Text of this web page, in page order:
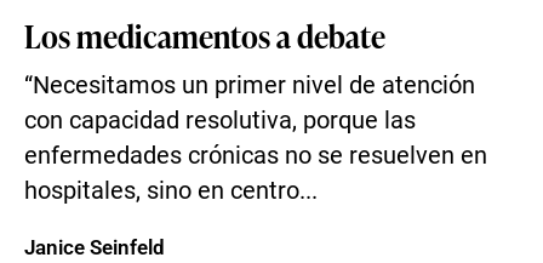
Los medicamentos a debate
“Necesitamos un primer nivel de atención
con capacidad resolutiva, porque las
enfermedades crónicas no se resuelven en
hospitales, sino en centro...
Janice Seinfeld